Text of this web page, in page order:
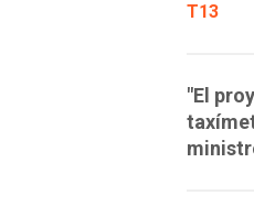
T13
"El